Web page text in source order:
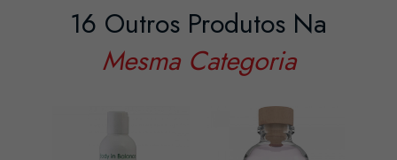
16 Outros Produtos Na
Mesma Categoria